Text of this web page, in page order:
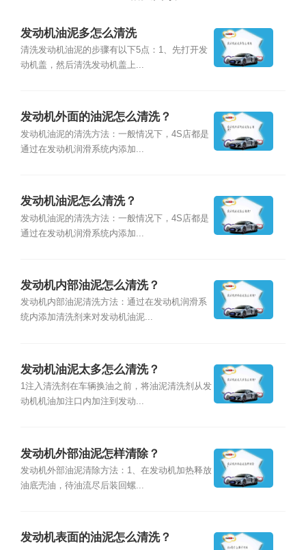
发动机油泥多怎么清洗
清洗发动机油泥的步骤有以下5点：1、先打开发
动机盖，然后清洗发动机盖上...
发动机外面的油泥怎么清洗？
发动机油泥的清洗方法：一般情况下，4S店都是
通过在发动机润滑系统内添加...
发动机油泥怎么清洗？
发动机油泥的清洗方法：一般情况下，4S店都是
通过在发动机润滑系统内添加...
发动机内部油泥怎么清洗？
发动机内部油泥清洗方法：通过在发动机润滑系
统内添加清洗剂来对发动机油泥...
发动机油泥太多怎么清洗？
1注入清洗剂在车辆换油之前，将油泥清洗剂从发
动机机油加注口内加注到发动...
发动机外部油泥怎样清除？
发动机外部油泥清除方法：1、在发动机加热释放
油底壳油，待油流尽后装回螺...
发动机表面的油泥怎么清洗？